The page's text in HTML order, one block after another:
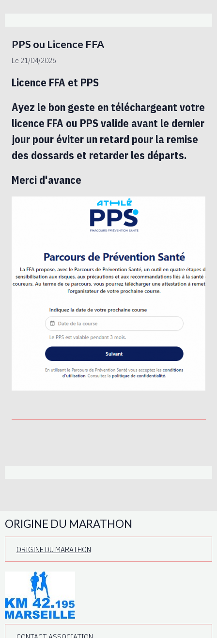
PPS ou Licence FFA
Le 21/04/2026
Licence FFA et PPS
Ayez le bon geste en téléchargeant votre
licence FFA ou PPS valide avant le dernier
jour pour éviter un retard pour la remise
des dossards et retarder les départs.
Merci d'avance
ORIGINE DU MARATHON
ORIGINE DU MARATHON